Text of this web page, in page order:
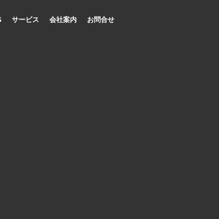
サービス 会社案内 お問合せ